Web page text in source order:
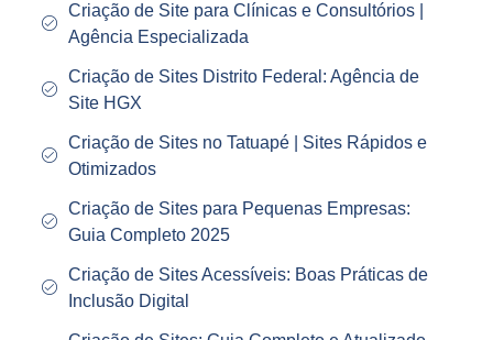
Criação de Site para Clínicas e Consultórios |
Agência Especializada
Criação de Sites Distrito Federal: Agência de
Site HGX
Criação de Sites no Tatuapé | Sites Rápidos e
Otimizados
Criação de Sites para Pequenas Empresas:
Guia Completo 2025
Criação de Sites Acessíveis: Boas Práticas de
Inclusão Digital